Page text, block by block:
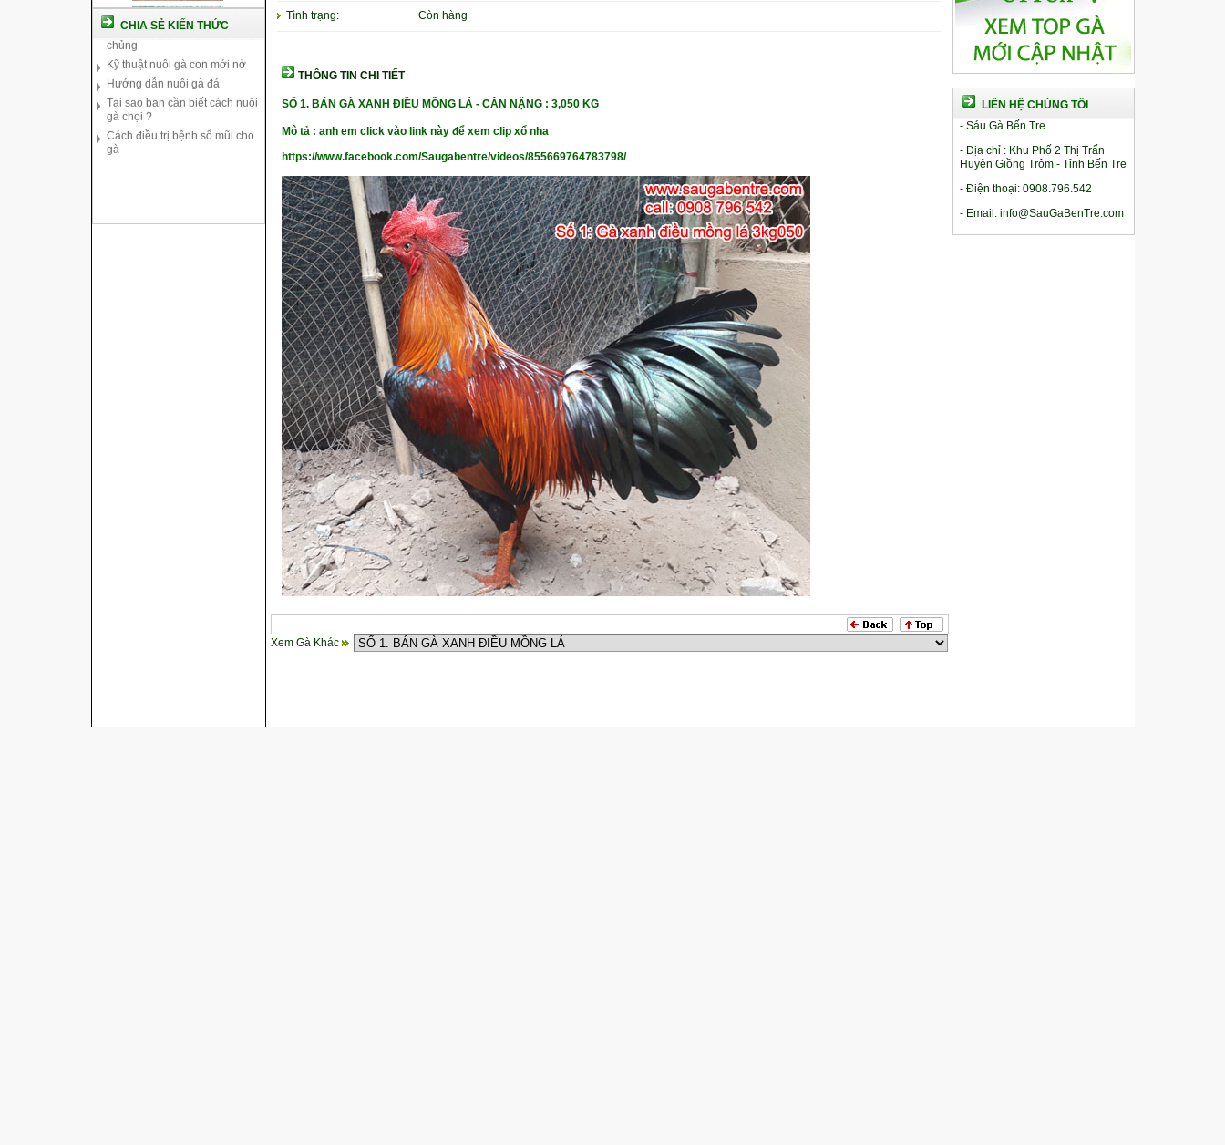
CHIA SẺ KIẾN THỨC
Cách nuôi gà đông tảo thuần
chủng
Kỹ thuật nuôi gà con mới nở
Hướng dẫn nuôi gà đá
Tại sao bạn cần biết cách nuôi
gà chọi ?
Cách điều trị bệnh sổ mũi cho
gà
Tình trạng: Còn hàng
THÔNG TIN CHI TIẾT
SỐ 1. BÁN GÀ XANH ĐIỀU MỒNG LÁ - CÂN NẶNG : 3,050 KG
Mô tả : anh em click vào link này để xem clip xổ nha
https://www.facebook.com/Saugabentre/videos/855669764783798/
Xem Gà Khác
LIÊN HỆ CHÚNG TÔI
- Sáu Gà Bến Tre
- Địa chỉ : Khu Phố 2 Thị Trấn
Huyện Giồng Trôm - Tỉnh Bến Tre
- Điện thoại: 0908.796.542
- Email: info@SauGaBenTre.com